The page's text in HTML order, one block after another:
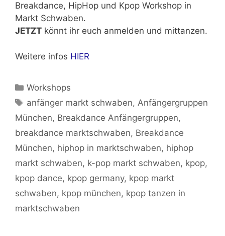
Breakdance, HipHop und Kpop Workshop in
Markt Schwaben.
JETZT könnt ihr euch anmelden und mittanzen.
Weitere infos HIER
Kategorien
Workshops
Schlagwörter
anfänger markt schwaben, Anfängergruppen
München, Breakdance Anfängergruppen,
breakdance marktschwaben, Breakdance
München, hiphop in marktschwaben, hiphop
markt schwaben, k-pop markt schwaben, kpop,
kpop dance, kpop germany, kpop markt
schwaben, kpop münchen, kpop tanzen in
marktschwaben